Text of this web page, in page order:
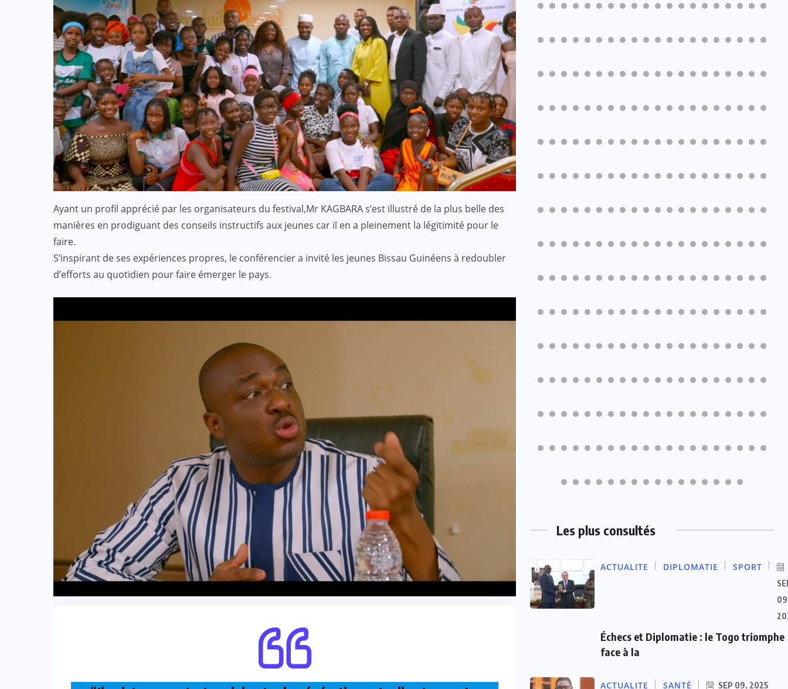
Ayant un profil apprécié par les organisateurs du festival,Mr KAGBARA s’est illustré de la plus belle des
manières en prodiguant des conseils instructifs aux jeunes car il en a pleinement la légitimité pour le
faire.
S’inspirant de ses expériences propres, le conférencier a invité les jeunes Bissau Guinéens à redoubler
d’efforts au quotidien pour faire émerger le pays.
Les plus consultés
ACTUALITE DIPLOMATIE SPORT
Échecs et Diplomatie : le Togo triomphe
face à la
ACTUALITE SANTÉ SEP 09, 2025